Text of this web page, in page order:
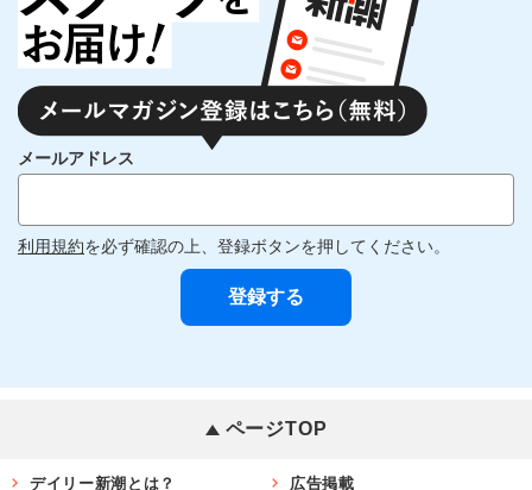
メールアドレス
利用規約を必ず確認の上、登録ボタンを押してください。
ページTOP
デイリー新潮とは？ 広告掲載